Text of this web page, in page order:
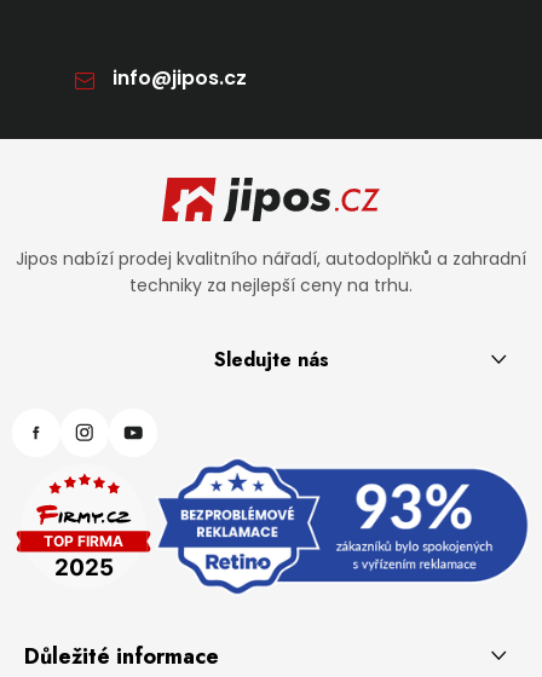
info@jipos.cz
Zápatí
Jipos nabízí prodej kvalitního nářadí, autodoplňků a zahradní
techniky za nejlepší ceny na trhu.
Sledujte nás
Důležité informace